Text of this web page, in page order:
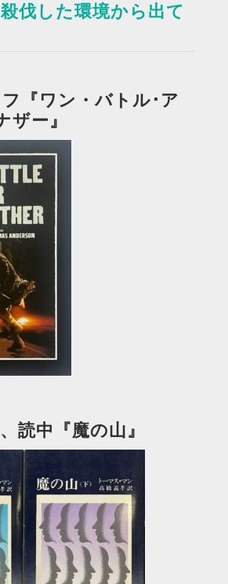
伐した環境から出て
『ワン・バトル･ア
ザー』
読中『魔の山』